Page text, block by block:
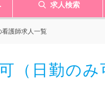
求人検索
護師求人一覧
（日勤のみ